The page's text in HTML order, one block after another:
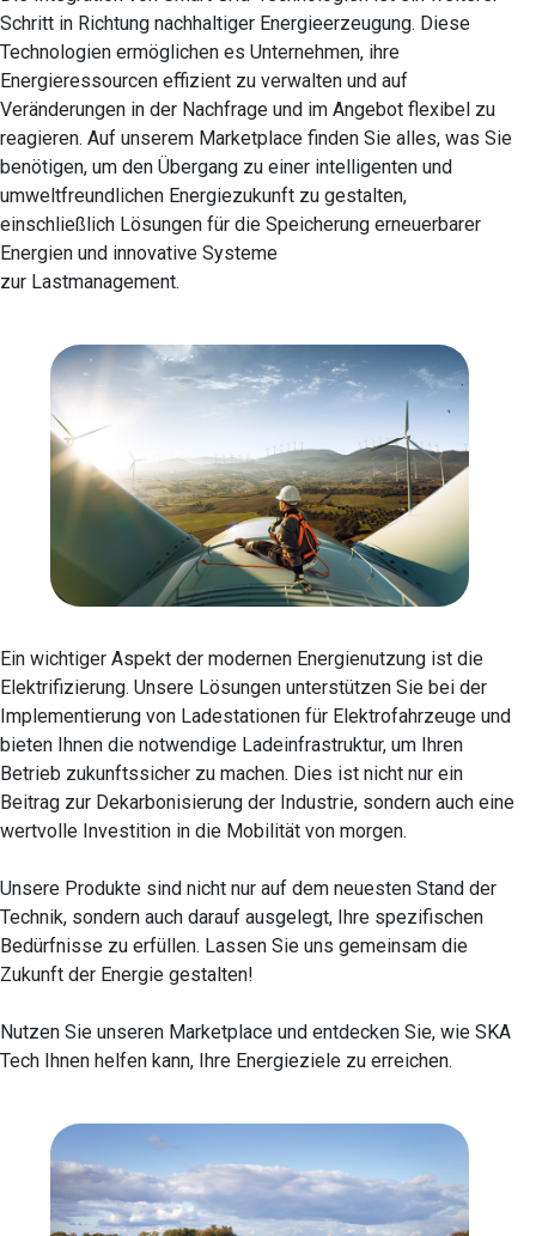
Schritt in Richtung nachhaltiger Energieerzeugung. Diese
Technologien ermöglichen es Unternehmen, ihre
Energieressourcen effizient zu verwalten und auf
Veränderungen in der Nachfrage und im Angebot flexibel zu
reagieren. Auf unserem Marketplace finden Sie alles, was Sie
benötigen, um den Übergang zu einer intelligenten und
umweltfreundlichen Energiezukunft zu gestalten,
einschließlich Lösungen für die Speicherung erneuerbarer
Energien und innovative Systeme
zur Lastmanagement.
Ein wichtiger Aspekt der modernen Energienutzung ist die
Elektrifizierung. Unsere Lösungen unterstützen Sie bei der
Implementierung von Ladestationen für Elektrofahrzeuge und
bieten Ihnen die notwendige Ladeinfrastruktur, um Ihren
Betrieb zukunftssicher zu machen. Dies ist nicht nur ein
Beitrag zur Dekarbonisierung der Industrie, sondern auch eine
wertvolle Investition in die Mobilität von morgen.
Unsere Produkte sind nicht nur auf dem neuesten Stand der
Technik, sondern auch darauf ausgelegt, Ihre spezifischen
Bedürfnisse zu erfüllen. Lassen Sie uns gemeinsam die
Zukunft der Energie gestalten!
Nutzen Sie unseren Marketplace und entdecken Sie, wie SKA
Tech Ihnen helfen kann, Ihre Energieziele zu erreichen.